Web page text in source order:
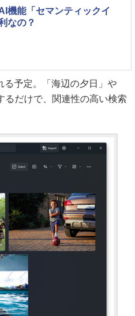
機能「セマンティックイ
なの？
予定。「海辺の夕日」や
るだけで、関連性の高い検索